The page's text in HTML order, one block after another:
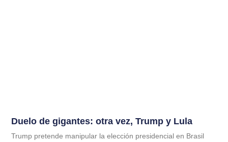
Duelo de gigantes: otra vez, Trump y Lula
Trump pretende manipular la elección presidencial en Brasil